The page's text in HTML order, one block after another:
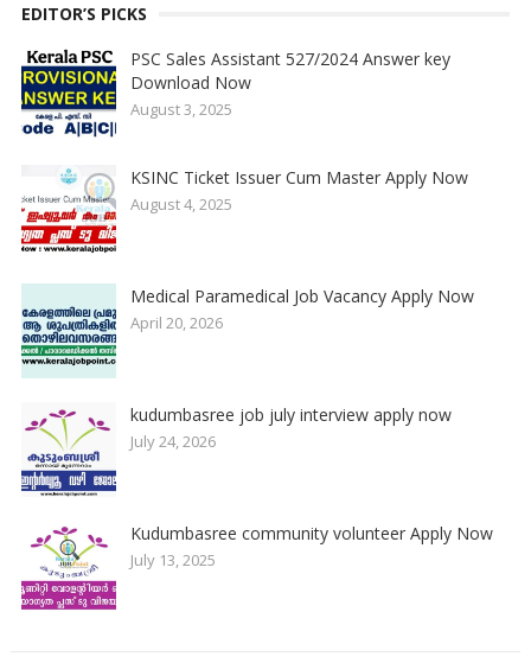
EDITOR’S PICKS
PSC Sales Assistant 527/2024 Answer key
Download Now
August 3, 2025
KSINC Ticket Issuer Cum Master Apply Now
August 4, 2025
Medical Paramedical Job Vacancy Apply Now
April 20, 2026
kudumbasree job july interview apply now
July 24, 2026
Kudumbasree community volunteer Apply Now
July 13, 2025